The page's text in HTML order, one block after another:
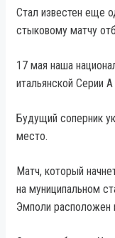
Стал известен еще
стыковому матчу
17 мая наша
итальянской Серии
Будущий соперник
место.
Матч, который
на муниципальном
Эмполи расположен